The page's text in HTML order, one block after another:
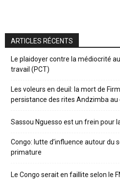
ARTICLES RÉCENTS
Le plaidoyer contre la médiocrité
travail (PCT)
Les voleurs en deuil: la mort de
persistance des rites Andzimba au
Sassou Nguesso est un frein pour
Congo: lutte d’influence autour du
primature
Le Congo serait en faillite selon le